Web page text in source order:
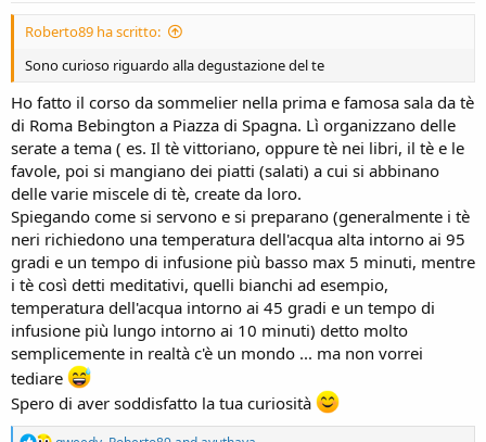
Roberto89 ha scritto:
Sono curioso riguardo alla degustazione del te
Ho fatto il corso da sommelier nella prima e famosa sala da tè
di Roma Bebington a Piazza di Spagna. Lì organizzano delle
serate a tema ( es. Il tè vittoriano, oppure tè nei libri, il tè e le
favole, poi si mangiano dei piatti (salati) a cui si abbinano
delle varie miscele di tè, create da loro.
Spiegando come si servono e si preparano (generalmente i tè
neri richiedono una temperatura dell'acqua alta intorno ai 95
gradi e un tempo di infusione più basso max 5 minuti, mentre
i tè così detti meditativi, quelli bianchi ad esempio,
temperatura dell'acqua intorno ai 45 gradi e un tempo di
infusione più lungo intorno ai 10 minuti) detto molto
semplicemente in realtà c'è un mondo ... ma non vorrei
tediare
Spero di aver soddisfatto la tua curiosità